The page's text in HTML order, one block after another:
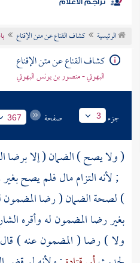
موضوعي
تراجم الأعلام
الرئيسية كشاف القناع عن متن الإقناع
كشاف القناع عن متن الإقناع
البهوتي - منصور بن يونس البهوتي
جزء 3 صفحة 367
( ولا يصح ) الضمان ( إلا
; لأنه التزام مال فلم يصح
) لصحة الضمان ( رضا المضمون
بغير رضا المضمون له وأقره
ولا ) رضا ( المضمون عنه )